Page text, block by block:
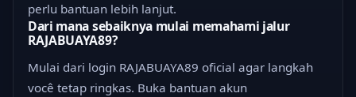
perlu bantuan lebih lanjut.
Dari mana sebaiknya mulai memahami jalur
RAJABUAYA89?
Mulai dari login RAJABUAYA89 oficial agar langkah
você tetap ringkas. Buka bantuan akun